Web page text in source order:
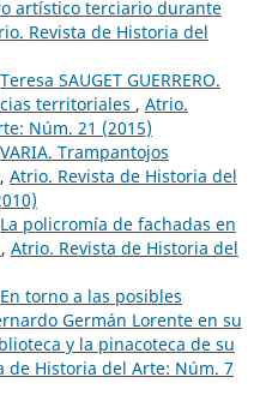
artístico terciario durante
Revista de Historia del
Teresa SAUGET GUERRERO.
territoriales , Atrio.
Núm. 21 (2015)
VARIA. Trampantojos
, Atrio. Revista de Historia del
La policromía de fachadas en
, Atrio. Revista de Historia del
En torno a las posibles
Germán Lorente en su
y la pinacoteca de su
de Historia del Arte: Núm. 7